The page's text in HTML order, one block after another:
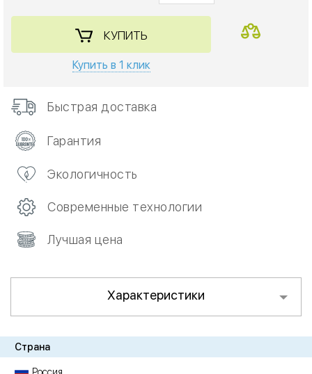
КУПИТЬ
Купить в 1 клик
Быстрая доставка
Гарантия
Экологичность
Современные технологии
Лучшая цена
Характеристики
Страна